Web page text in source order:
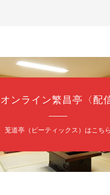
親子の噺スペシャル～
「真田小僧」／桂三実「ワン
全席指定 2F全席自由
前売・当日共1,000円
874-315
オンライン繁昌亭〈配
莵道亭（ピーティックス）はこちら